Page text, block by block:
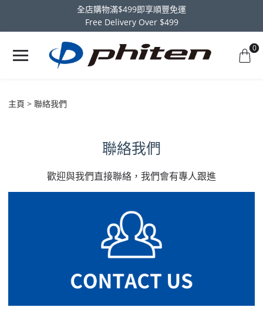
全店購物滿$499即享順豐免運
Free Delivery Over $499
0
主頁 聯絡我們
聯絡我們
歡迎與我們直接聯絡，我們會有專人跟進